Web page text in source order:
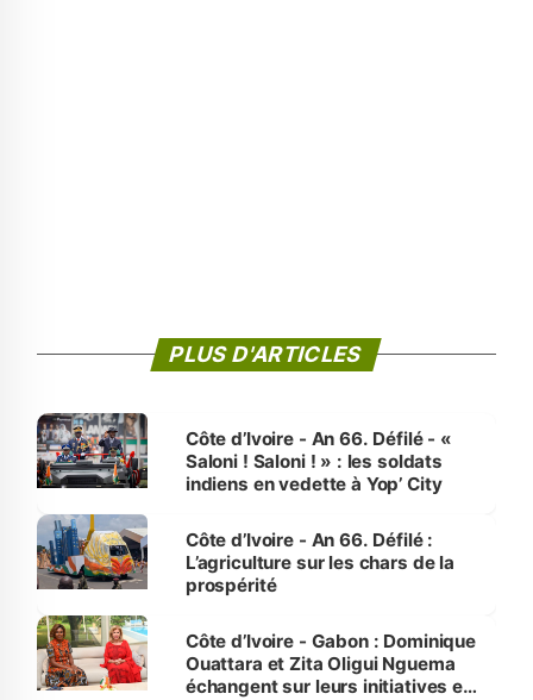
PLUS D'ARTICLES
Côte d’Ivoire - An 66. Défilé - «
Saloni ! Saloni ! » : les soldats
indiens en vedette à Yop’ City
Côte d’Ivoire - An 66. Défilé :
L’agriculture sur les chars de la
prospérité
Côte d’Ivoire - Gabon : Dominique
Ouattara et Zita Oligui Nguema
échangent sur leurs initiatives en